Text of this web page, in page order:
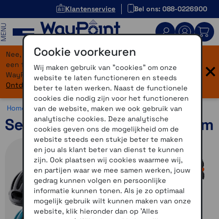
Klantenservice Bel ons: 088-0226900
Nee, je bent niet verdwaald! Onze website heeft
een flinke upgrade gekregen. Dezelfde vertrouwde
WayPoint-service, maar dan in een modern jasje.
Ontdek hier wat er allemaal nieuw is.
×
Home >Communicatie >Fietscommunicatie >Sena R1
Sena R1 Smart Cycling helm
Cookie voorkeuren
Wij maken gebruik van "cookies" om onze
website te laten functioneren en steeds
beter te laten werken. Naast de functionele
cookies die nodig zijn voor het functioneren
van de website, maken we ook gebruik van
analytische cookies. Deze analytische
cookies geven ons de mogelijkheid om de
website steeds een stukje beter te maken
en jou als klant beter van dienst te kunnen
zijn. Ook plaatsen wij cookies waarmee wij,
en partijen waar we mee samen werken, jouw
gedrag kunnen volgen en persoonlijke
informatie kunnen tonen. Als je zo optimaal
mogelijk gebruik wilt kunnen maken van onze
website, klik hieronder dan op 'Alles